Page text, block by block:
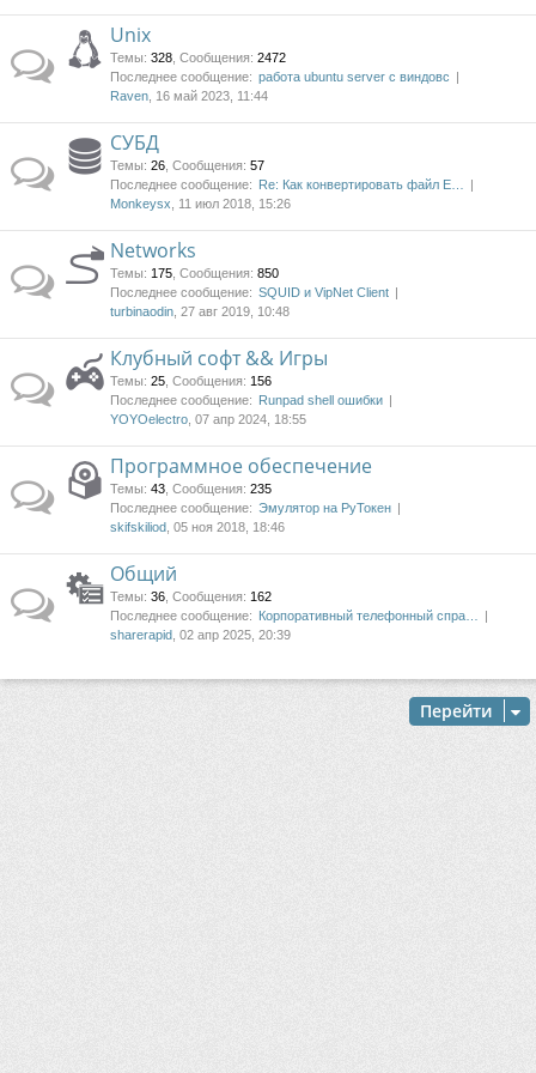
Unix
Темы: 328 Сообщения: 2472
Последнее сообщение: работа ubuntu server с виндовс
Raven , 16 май 2023, 11:44
СУБД
Темы: 26 Сообщения: 57
Последнее сообщение: Re: Как конвертировать файл E…
Monkeysx , 11 июл 2018, 15:26
Networks
Темы: 175 Сообщения: 850
Последнее сообщение: SQUID и VipNet Client
turbinaodin , 27 авг 2019, 10:48
Клубный софт && Игры
Темы: 25 Сообщения: 156
Последнее сообщение: Runpad shell ошибки
YOYOelectro , 07 апр 2024, 18:55
Программное обеспечение
Темы: 43 Сообщения: 235
Последнее сообщение: Эмулятор на РуТокен
skifskiliod , 05 ноя 2018, 18:46
Общий
Темы: 36 Сообщения: 162
Последнее сообщение: Корпоративный телефонный спра…
sharerapid , 02 апр 2025, 20:39
Перейти